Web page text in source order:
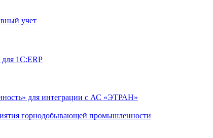
учет
1С:ERP
для интеграции с АС «ЭТРАН»
горнодобывающей промышленности